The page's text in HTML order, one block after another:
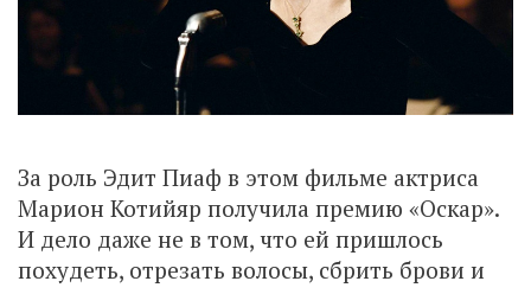
За роль Эдит Пиаф в этом фильме актриса
Марион Котийяр получила премию «Оскар».
И дело даже не в том, что ей пришлось
похудеть, отрезать волосы, сбрить брови и